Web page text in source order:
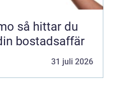
du
bostadsaffär
31 juli 2026